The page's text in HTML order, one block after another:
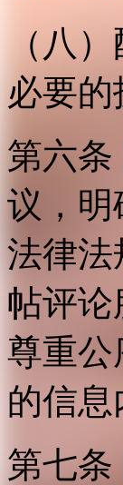
（八
必要
第六
议，明
法律法
帖评
尊重公
的信息
第七